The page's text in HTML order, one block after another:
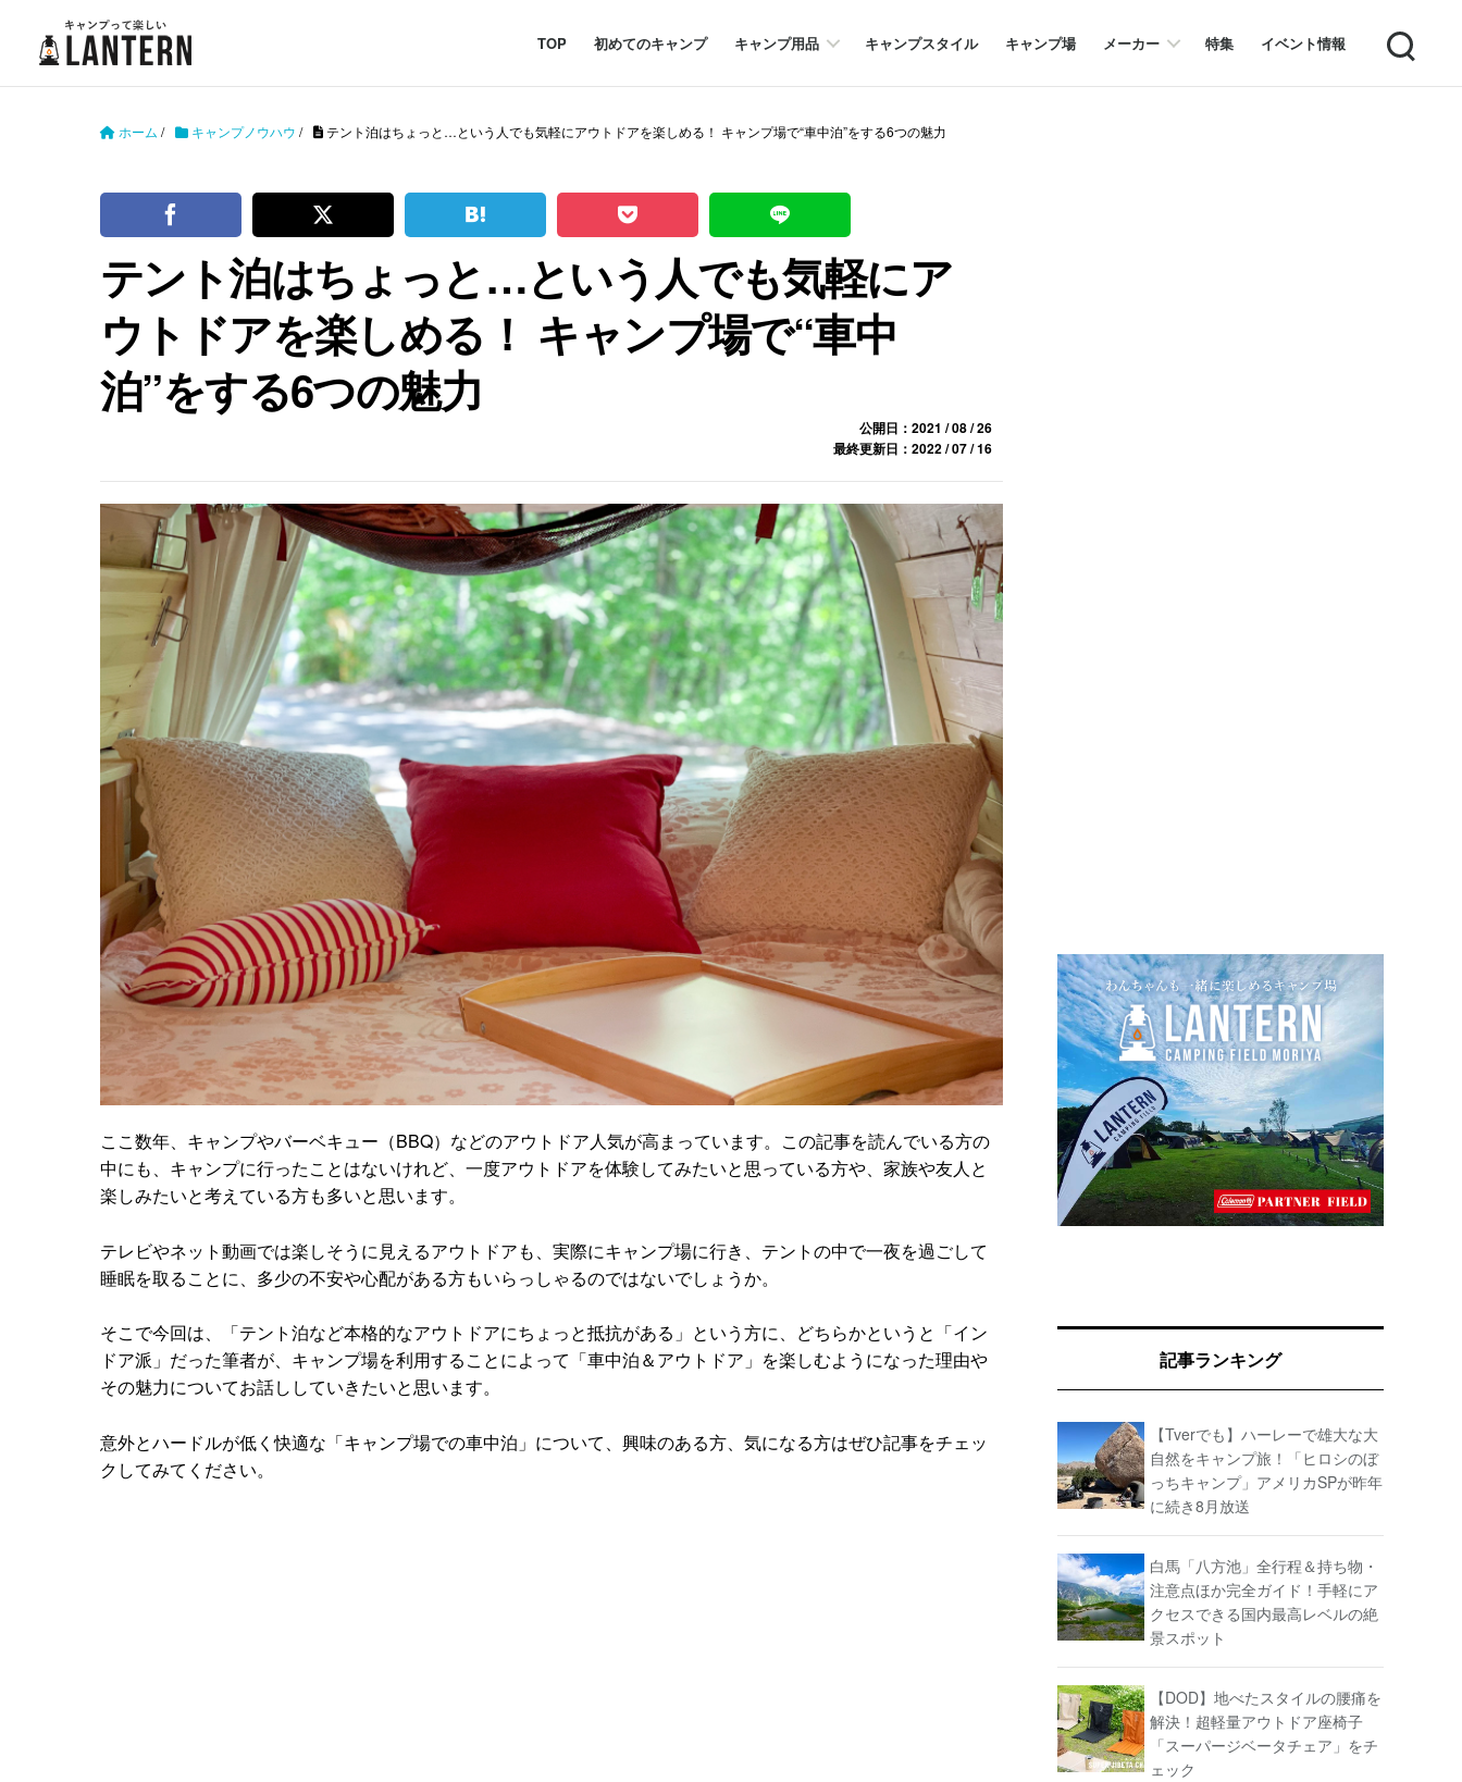
TOP 初めてのキャンプ キャンプ用品 キャンプスタイル キャンプ場 メーカー 特集 イベント情報 Search
ホーム / キャンプノウハウ / テント泊はちょっと…という人でも気軽にアウトドアを楽しめる！ キャンプ場で“車中泊”をする6つの魅力
テント泊はちょっと…という人でも気軽にア
ウトドアを楽しめる！ キャンプ場で“車中
泊”をする6つの魅力
公開日：2021 / 08 / 26
最終更新日：2022 / 07 / 16
ここ数年、キャンプやバーベキュー（BBQ）などのアウトドア人気が高まっています。この記事を読んでいる方の
中にも、キャンプに行ったことはないけれど、一度アウトドアを体験してみたいと思っている方や、家族や友人と
楽しみたいと考えている方も多いと思います。
テレビやネット動画では楽しそうに見えるアウトドアも、実際にキャンプ場に行き、テントの中で一夜を過ごして
睡眠を取ることに、多少の不安や心配がある方もいらっしゃるのではないでしょうか。
そこで今回は、「テント泊など本格的なアウトドアにちょっと抵抗がある」という方に、どちらかというと「イン
ドア派」だった筆者が、キャンプ場を利用することによって「車中泊＆アウトドア」を楽しむようになった理由や
その魅力についてお話ししていきたいと思います。
意外とハードルが低く快適な「キャンプ場での車中泊」について、興味のある方、気になる方はぜひ記事をチェッ
クしてみてください。
記事ランキング
【Tverでも】ハーレーで雄大な大
自然をキャンプ旅！「ヒロシのぼ
っちキャンプ」アメリカSPが昨年
に続き8月放送
白馬「八方池」全行程＆持ち物・
注意点ほか完全ガイド！手軽にア
クセスできる国内最高レベルの絶
景スポット
【DOD】地べたスタイルの腰痛を
解決！超軽量アウトドア座椅子
「スーパージベータチェア」をチ
ェック